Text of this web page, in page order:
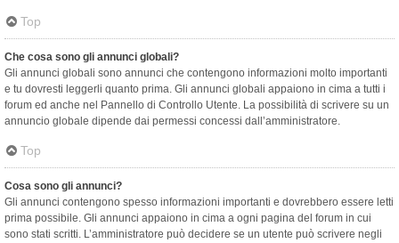
Top
Che cosa sono gli annunci globali?
Gli annunci globali sono annunci che contengono informazioni molto importanti
e tu dovresti leggerli quanto prima. Gli annunci globali appaiono in cima a tutti i
forum ed anche nel Pannello di Controllo Utente. La possibilità di scrivere su un
annuncio globale dipende dai permessi concessi dall’amministratore.
Top
Cosa sono gli annunci?
Gli annunci contengono spesso informazioni importanti e dovrebbero essere letti
prima possibile. Gli annunci appaiono in cima a ogni pagina del forum in cui
sono stati scritti. L’amministratore può decidere se un utente può scrivere negli